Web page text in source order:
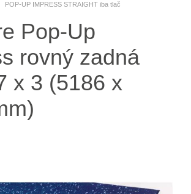
POP-UP IMPRESS STRAIGHT iba tlač
Pop-Up
rovný zadná
x 3 (5186 x